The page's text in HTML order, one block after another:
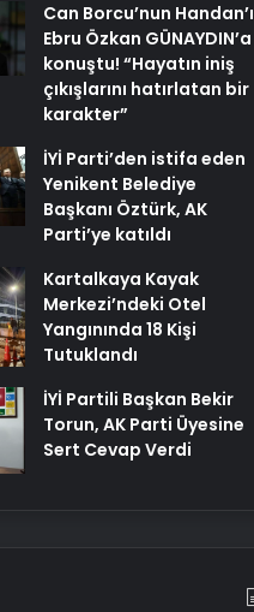
Can Borcu’nun Handan’ı
Ebru Özkan GÜNAYDIN’a
konuştu! “Hayatın iniş
çıkışlarını hatırlatan bir
karakter”
İYİ Parti’den istifa eden
Yenikent Belediye
Başkanı Öztürk, AK
Parti’ye katıldı
Kartalkaya Kayak
Merkezi’ndeki Otel
Yangınında 18 Kişi
Tutuklandı
İYİ Partili Başkan Bekir
Torun, AK Parti Üyesine
Sert Cevap Verdi